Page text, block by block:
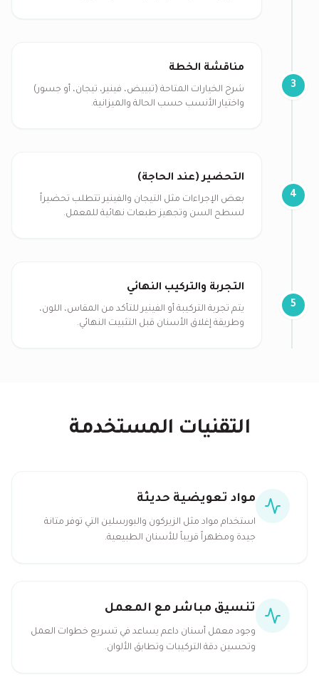
3
مناقشة الخطة
شرح الخيارات المتاحة (تبييض، فينير، تيجان، أو جسور)
واختيار الأنسب حسب الحالة والميزانية.
4
التحضير (عند الحاجة)
بعض الإجراءات مثل التيجان والفينير تتطلب تحضيراً
لسطح السن وتجهيز طبعات نهائية للمعمل.
5
التجربة والتركيب النهائي
يتم تجربة التركيبة أو الفينير للتأكد من المقاس، اللون،
وطريقة إغلاق الأسنان قبل التثبيت النهائي.
التقنيات المستخدمة
مواد تعويضية حديثة
استخدام مواد مثل الزيركون والبورسلين التي توفر متانة
جيدة ومظهراً قريباً للأسنان الطبيعية.
تنسيق مباشر مع المعمل
وجود معمل أسنان داعم يساعد في تسريع خطوات العمل
وتحسين دقة التركيبات وتطابق الألوان.